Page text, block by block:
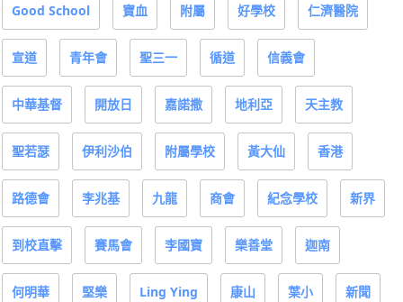
Good School 寶血 附屬 好學校 仁濟醫院
宣道 青年會 聖三一 循道 信義會
中華基督 開放日 嘉諾撒 地利亞 天主教
聖若瑟 伊利沙伯 附屬學校 黃大仙 香港
路德會 李兆基 九龍 商會 紀念學校 新界
到校直擊 賽馬會 李國寶 樂善堂 迦南
何明華 堅樂 Ling Ying 康山 葉小 新聞